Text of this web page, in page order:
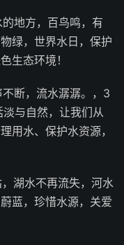
地方，百鸟鸣，有
绿，世界水日，保护
生态环境！
断，流水潺潺。，3
与自然，让我们从
用水、保护水资源，
湖水不再流失，河水
蓝，珍惜水源，关爱